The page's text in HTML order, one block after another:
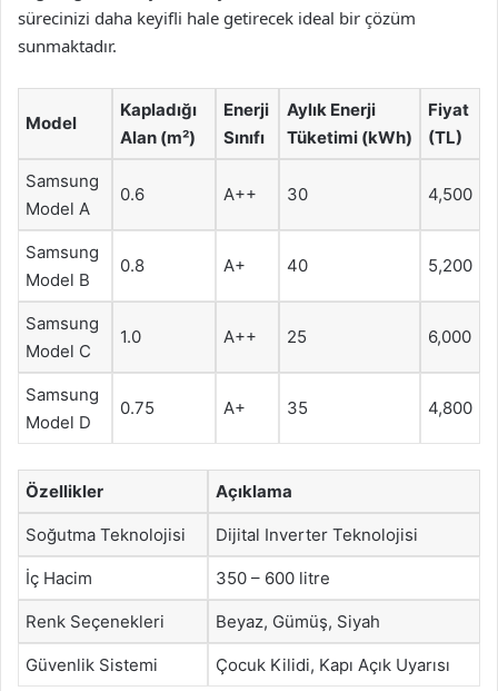
sürecinizi daha keyifli hale getirecek ideal bir çözüm
sunmaktadır.
Model
Kapladığı
Alan (m²)
Enerji
Sınıfı
Aylık Enerji
Tüketimi (kWh)
Fiyat
(TL)
Samsung
Model A
0.6 A++ 30 4,500
Samsung
Model B
0.8 A+ 40 5,200
Samsung
Model C
1.0 A++ 25 6,000
Samsung
Model D
0.75 A+ 35 4,800
Özellikler Açıklama
Soğutma Teknolojisi Dijital Inverter Teknolojisi
İç Hacim 350 – 600 litre
Renk Seçenekleri Beyaz, Gümüş, Siyah
Güvenlik Sistemi Çocuk Kilidi, Kapı Açık Uyarısı